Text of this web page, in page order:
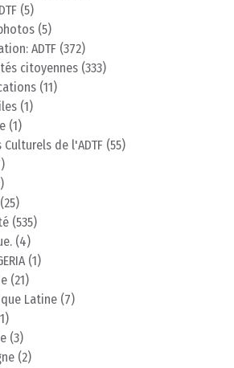
(5)
(5)
ADTF (372)
citoyennes (333)
(11)
(1)
(1)
Culturels de l'ADTF (55)
(25)
(535)
(4)
(1)
(21)
Latine (7)
(3)
(2)